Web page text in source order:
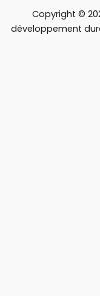
Copyright ©
développement